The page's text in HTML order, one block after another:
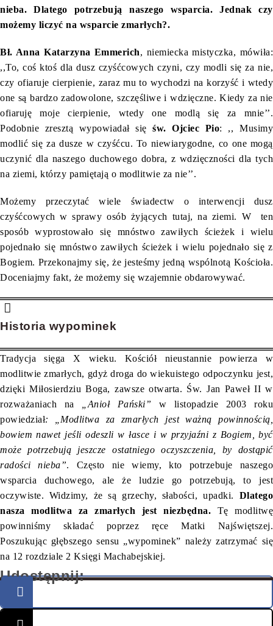
nieba. Dlatego potrzebują naszego wsparcia. Jednak czy
możemy liczyć na wsparcie zmarłych?.
Bł. Anna Katarzyna Emmerich, niemiecka mistyczka, mówiła:
,,To, coś ktoś dla dusz czyśćcowych czyni, czy modli się za nie,
czy ofiaruje cierpienie, zaraz mu to wychodzi na korzyść i wtedy
one są bardzo zadowolone, szczęśliwe i wdzięczne. Kiedy za nie
ofiaruję moje cierpienie, wtedy one modlą się za mnie’’.
Podobnie zresztą wypowiadał sięśw. Ojciec Pio: ,, Musimy
modlić się za dusze w czyśćcu. To niewiarygodne, co one mogą
uczynić dla naszego duchowego dobra, z wdzięczności dla tych
na ziemi, którzy pamiętają o modlitwie za nie’’.
Możemy przeczytać wiele świadectw o interwencji dusz
czyśćcowych w sprawy osób żyjących tutaj, na ziemi. W ten
sposób wyprostowało się mnóstwo zawiłych ścieżek i wielu
pojednało się mnóstwo zawiłych ścieżek i wielu pojednało się z
Bogiem. Przekonajmy się, że jesteśmy jedną wspólnotą Kościoła.
Doceniajmy fakt, że możemy się wzajemnie obdarowywać.
Historia wypominek
Tradycja sięga X wieku. Kościół nieustannie powierza w
modlitwie zmarłych, gdyż droga do wiekuistego odpoczynku jest,
dzięki Miłosierdziu Boga, zawsze otwarta. Św. Jan Paweł II w
rozważaniach na
„Anioł Pański” w listopadzie 2003 roku
powiedział: „Modlitwa za zmarłych jest ważną powinnością,
bowiem nawet jeśli odeszli w łasce i w przyjaźni z Bogiem, być
może potrzebują jeszcze ostatniego oczyszczenia, by dostąpić
radości nieba”. Często nie wiemy, kto potrzebuje naszego
wsparcia duchowego, ale że ludzie go potrzebują, to jest
oczywiste. Widzimy, że są grzechy, słabości, upadki. Dlatego
nasza modlitwa za zmarłych jest niezbędna. Tę modlitwę
powinniśmy składać poprzez ręce Matki Najświętszej.
Poszukując głębszego sensu „wypominek” należy zatrzymać się
na 12 rozdziale 2 Księgi Machabejskiej.
Udostępnij: